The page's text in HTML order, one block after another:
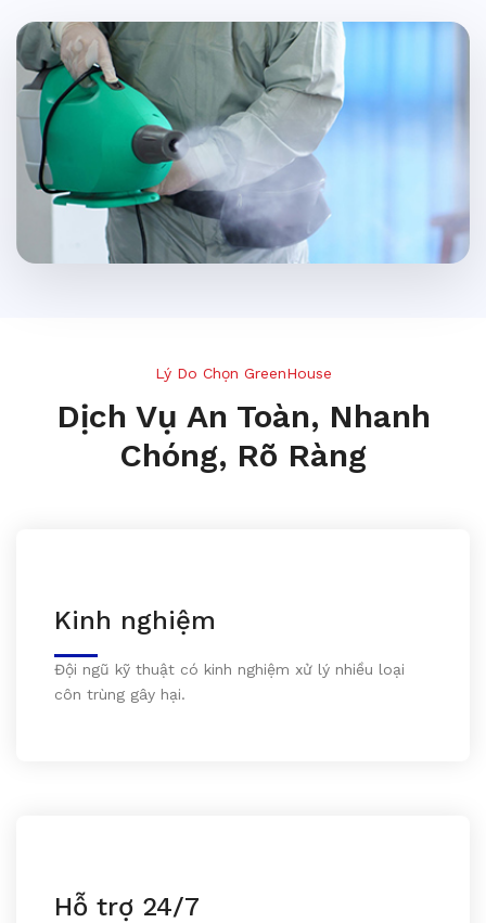
Lý Do Chọn GreenHouse
Dịch Vụ An Toàn, Nhanh
Chóng, Rõ Ràng
Kinh nghiệm
Đội ngũ kỹ thuật có kinh nghiệm xử lý nhiều loại
côn trùng gây hại.
Hỗ trợ 24/7